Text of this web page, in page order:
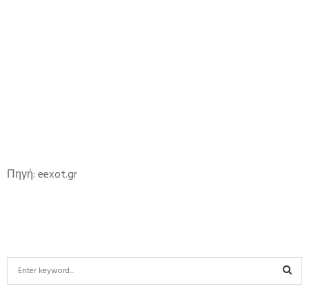
Πηγή: eexot.gr